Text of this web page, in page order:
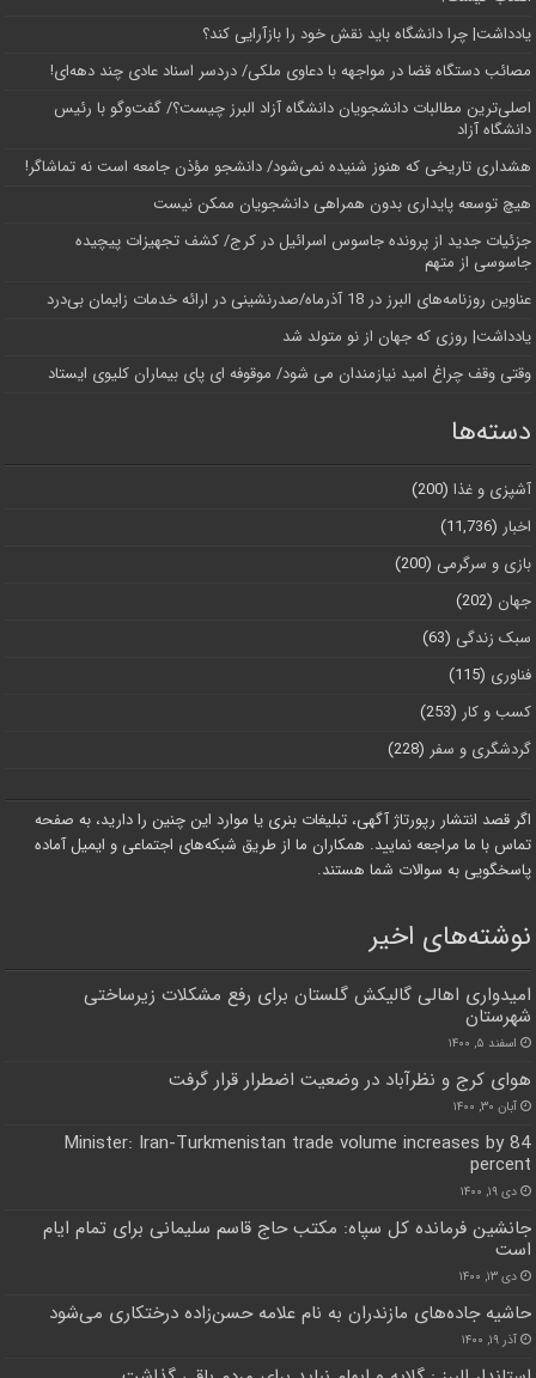
یادداشت| چرا دانشگاه باید نقش خود را بازآرایی کند؟
مصائب دستگاه قضا در مواجهه با دعاوی ملکی/ دردسر اسناد عادی چند‌ دهه‌ای!
اصلی‌ترین مطالبات دانشجویان دانشگاه آزاد البرز چیست؟/ گفت‌وگو با رئیس
دانشگاه آز‌اد
هشداری تاریخی که هنوز شنیده نمی‌شود/ دانشجو مؤذن جامعه است نه تماشاگر!
هیچ توسعه پایداری بدون همراهی دانشجویان ممکن نیست
جزئیات جدید از پرونده جاسوس اسرائیل در کرج/‌ کشف تجهیزات پیچیده
جاسوسی از متهم
عناوین روزنامه‌های البرز در ‌18 آذرماه/صدرنشینی در ارائه خدمات زایمان بی‌درد
یادداشت| روزی که جهان از نو متولد شد
وقتی وقف چراغ امید نیازمندان می شود/ موقوفه ای پای بیماران کلیوی ایستاد
دسته‌ها
آشپزی و غذا (200)
اخبار (11,736)
بازی و سرگرمی (200)
جهان (202)
سبک زندگی (63)
فناوری (115)
کسب و کار (253)
گردشگری و سفر (228)
اگر قصد انتشار رپورتاژ آگهی، تبلیغات بنری یا موارد این چنین را دارید، به صفحه
تماس با ما مراجعه نمایید. همکاران ما از طریق شبکه‌های اجتماعی و ایمیل آماده
پاسخگویی به سوالات شما هستند.
نوشته‌های اخیر
امیدواری اهالی گالیکش گلستان برای رفع مشکلات زیرساختی
شهرستان
اسفند ۵, ۱۴۰۰
هوای کرج و نظرآباد در وضعیت اضطرار قرار گرفت
آبان ۳۰, ۱۴۰۰
Minister: Iran-Turkmenistan trade volume increases by 84
percent
دی ۱۹, ۱۴۰۰
جانشین فرمانده کل سپاه: مکتب حاج قاسم سلیمانی برای تمام ایام
است
دی ۱۳, ۱۴۰۰
حاشیه جاده‌های مازندران به نام علامه حسن‌زاده درختکاری می‌شود
آذر ۱۹, ۱۴۰۰